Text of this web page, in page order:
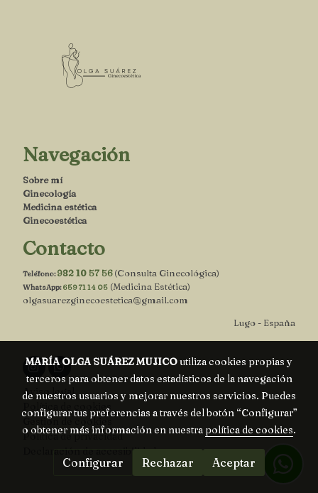
Navegación
Sobre mí
Ginecología
Medicina estética
Ginecoestética
Contacto
Teléfono:982 10 57 56(Consulta Ginecológica)
WhatsApp:659 71 14 05 (Medicina Estética)
olgasuarezginecoestetica@gmail.com
Lugo - España
Aviso legal
Política de cookies
Gestión de cookies
Política de privacidad
Declaración de accesibilidad
MARÍA OLGA SUÁREZ MUJICOutiliza cookies propias y
terceros para obtener datos estadísticos de la navegación
de nuestros usuarios y mejorar nuestros servicios. Puedes
configurar tus preferencias a través del botón “Configurar”
o obtener más información en nuestra política de cookies.
Configurar Rechazar Aceptar